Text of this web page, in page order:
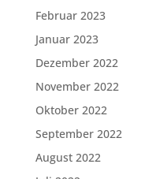
Februar 2023
Januar 2023
Dezember 2022
November 2022
Oktober 2022
September 2022
August 2022